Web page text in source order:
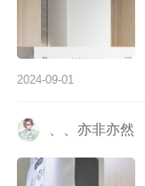
2024-09-01
、、亦非亦然